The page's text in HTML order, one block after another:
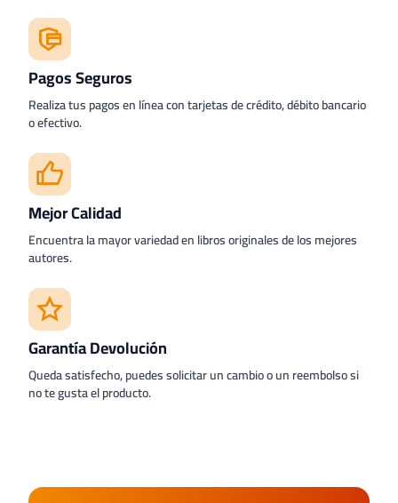
Pagos Seguros
Realiza tus pagos en línea con tarjetas de crédito, débito bancario
o efectivo.
Mejor Calidad
Encuentra la mayor variedad en libros originales de los mejores
autores.
Garantía Devolución
Queda satisfecho, puedes solicitar un cambio o un reembolso si
no te gusta el producto.